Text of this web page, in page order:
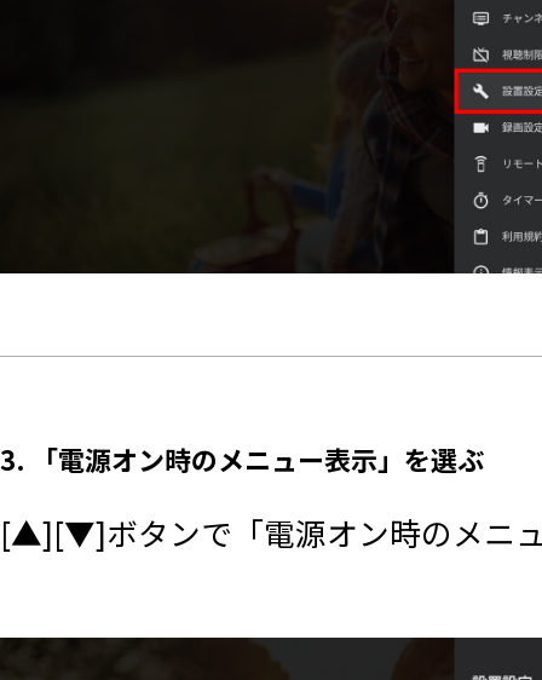
3. 「電源オン時のメニュー表示」を選ぶ
[▲][▼]ボタンで「電源オン時のメニ